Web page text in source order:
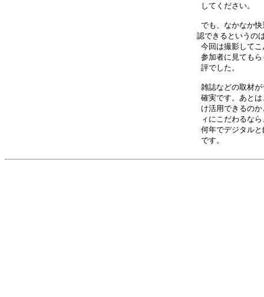
して
でも、なかなか
認できるというの
今回は撮影して
参加者に見ても
評
雑誌などの取材
確実です。あと
け活用できるの
ィにこだわるな
何年でデジタル
で